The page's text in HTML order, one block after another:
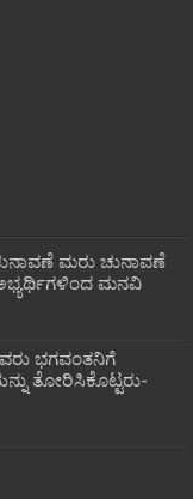
ಮರು ಚುನಾವಣೆ
ಮನವಿ
ಭಗವಂತನಿಗೆ
ತೋರಿಸಿಕೊಟ್ಟರು-